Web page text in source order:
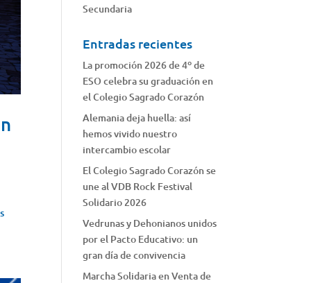
Secundaria
Entradas recientes
La promoción 2026 de 4º de
ESO celebra su graduación en
el Colegio Sagrado Corazón
Alemania deja huella: así
hemos vivido nuestro
intercambio escolar
El Colegio Sagrado Corazón se
une al VDB Rock Festival
Solidario 2026
Vedrunas y Dehonianos unidos
por el Pacto Educativo: un
gran día de convivencia
Marcha Solidaria en Venta de